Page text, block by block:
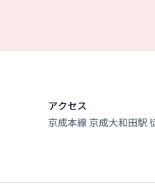
アクセス
京成本線 京成大和田駅